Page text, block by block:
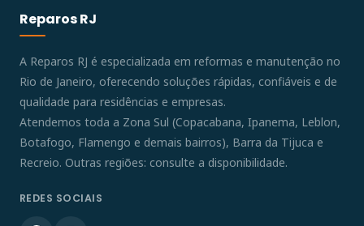
Reparos RJ
A Reparos RJ é especializada em reformas e manutenção no
Rio de Janeiro, oferecendo soluções rápidas, confiáveis e de
qualidade para residências e empresas.
Atendemos toda a Zona Sul (Copacabana, Ipanema, Leblon,
Botafogo, Flamengo e demais bairros), Barra da Tijuca e
Recreio. Outras regiões: consulte a disponibilidade.
REDES SOCIAIS